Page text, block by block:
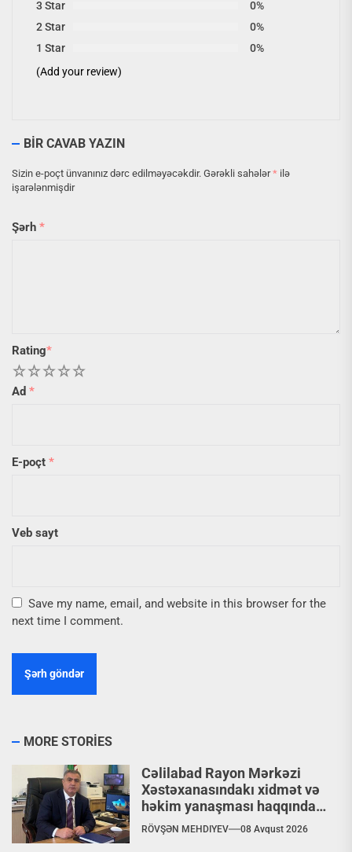
3 Star
0%
2 Star
0%
1 Star
0%
(Add your review)
BIR CAVAB YAZIN
Sizin e-poçt ünvanınız dərc edilməyəcəkdir. Gərəkli sahələr* ilə
işarələnmişdir
Şərh *
Rating*
5
4
3
2
Ad *
E-poçt *
Veb sayt
Save my name, email, and website in this browser for the
next time I comment.
MORE STORIES
Cəlilabad Rayon Mərkəzi
Xəstəxanasındakı xidmət və
həkim yanaşması haqqında
şikayət
RÖVŞƏN MEHDIYEV 08 Avqust 2026